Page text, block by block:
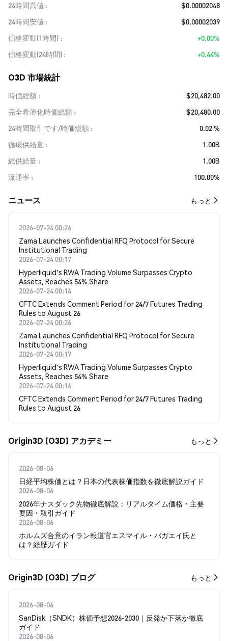
24時間高値
$0.00002048
24時間安値
$0.00002039
価格変動(1時間)
+0.00%
価格変動(24時間)
+0.44%
O3D 市場統計
時価総額
$20,482.00
完全希薄化時価総額
$20,480.00
24時間取引です/時価総額
0.02 %
循環供給量
1.00B
総供給量
1.00B
流通率
100.00%
​​ニュース​​ もっと
2026-07-24 00:26
Zama Launches Confidential RFQ Protocol for Secure
Institutional Trading
2026-07-24 00:17
Hyperliquid's RWA Trading Volume Surpasses Crypto
Assets, Reaches 54% Share
2026-07-24 00:14
CFTC Extends Comment Period for 24/7 Futures Trading
Rules to August 26
2026-07-24 00:26
Zama Launches Confidential RFQ Protocol for Secure
Institutional Trading
2026-07-24 00:17
Hyperliquid's RWA Trading Volume Surpasses Crypto
Assets, Reaches 54% Share
2026-07-24 00:14
CFTC Extends Comment Period for 24/7 Futures Trading
Rules to August 26
Origin3D (O3D) アカデミー もっと
2026-08-06
日経平均株価とは？日本の代表株価指数を徹底解説ガイド
2026-08-06
2026年ナスダック先物徹底解説：リアルタイム価格・主要
要因・取引ガイド
2026-08-06
ホルムズ合意のイラン報道官エスマイル・バガエイ氏と
は？経歴ガイド
Origin3D (O3D) ブログ もっと
2026-08-06
SanDisk（SNDK）株価予想2026-2030｜反発か下落か徹底
ガイド
2026-08-06